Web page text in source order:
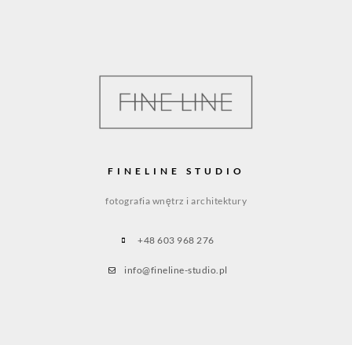
FINELINE STUDIO
fotografia wnętrz i architektury
+48 603 968 276
info@fineline-studio.pl